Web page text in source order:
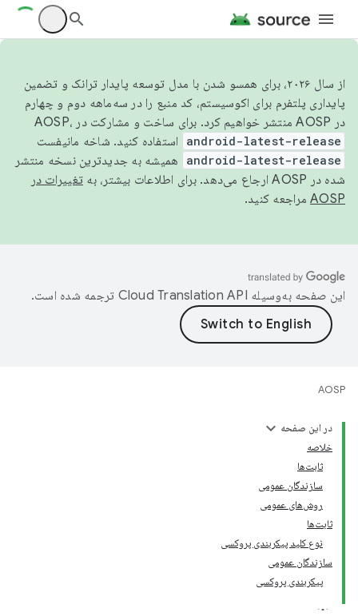
از سال ۲۰۲۶، برای همسو شدن با مدل توسعه پایدار ترانک و تضمین
پایداری پلتفرم برای اکوسیستم، کد منبع را در سه‌ماهه دوم و چهارم
در AOSP منتشر خواهیم کرد. برای ساخت و مشارکت در AOSP،
android-latest-release استفاده کنید. شاخه مانیفست
android-latest-release
همیشه به جدیدترین نسخه منتشر
شده در AOSP ارجاع می‌دهد. برای اطلاعات بیشتر، به
تغییرات در
AOSP مراجعه کنید.
این صفحه به‌وسیله ترجمه شده است.
AOSP
در این صفحه
خلاصه
ثابت‌ها
سازندگان عمومی
روش‌های عمومی
ثابت‌ها
نوع کلید پیکربندی پروکسی
سازندگان عمومی
پیکربندی پروکسی